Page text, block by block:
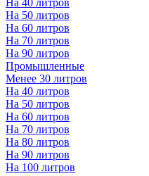
На 40 литров
На 50 литров
На 60 литров
На 70 литров
На 90 литров
Промышленные
Менее 30 литров
На 40 литров
На 50 литров
На 60 литров
На 70 литров
На 80 литров
На 90 литров
На 100 литров